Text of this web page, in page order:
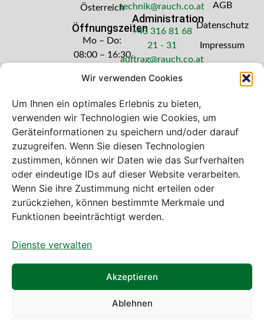
Wir verwenden Cookies
Um Ihnen ein optimales Erlebnis zu bieten,
verwenden wir Technologien wie Cookies, um
Geräteinformationen zu speichern und/oder darauf
zuzugreifen. Wenn Sie diesen Technologien
zustimmen, können wir Daten wie das Surfverhalten
oder eindeutige IDs auf dieser Website verarbeiten.
Wenn Sie ihre Zustimmung nicht erteilen oder
zurückziehen, können bestimmte Merkmale und
Funktionen beeinträchtigt werden.
Dienste verwalten
Akzeptieren
Ablehnen
Österreich
Öffnungszeiten
Mo – Do:
08:00 – 16:30
Freitag: 08:00
technik@rauch.co.at
Administration
+43 316 81 68
21 - 31
auftrag@rauch.co.at
AGB
Datenschutz
Impressum
Bei diesem Webshop handelt es sich um
einen B2B-Webshop
A. Rauch GmbH – Ihr Experte aus Österreich für Waagen,
Eich- & Kalibrierservice, Sprühnebel-Zerstäubungstechnik
und Lebensmittelmaschinen.
Sämtliche Angebote der A. Rauch GmbH richten sich
gewerbliche Kunden, Institutionen, Kommunen usw. aus
Österreich, Deutschland und der Schweiz (weitere Länder
auf Anfrage).